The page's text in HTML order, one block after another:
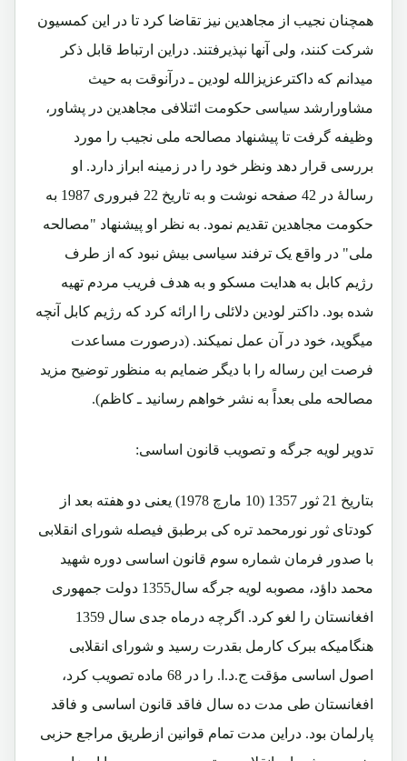
همچنان نجیب از مجاهدین نیز تقاضا کرد تا در این کمسیون
شرکت کنند، ولی آنها نپذیرفتند. دراین ارتباط قابل ذکر
میدانم که داکترعزیزالله لودین ـ درآنوقت به حیث
مشاورارشد سیاسی حکومت ائتلافی مجاهدین در پشاور،
وظیفه گرفت تا پیشنهاد مصالحه ملی نجیب را مورد
بررسی قرار دهد ونظر خود را در زمینه ابراز دارد. او
رسالۀ در 42 صفحه نوشت و به تاریخ 22 فبروری 1987 به
حکومت مجاهدین تقدیم نمود. به نظر او پیشنهاد "مصالحه
ملی" در واقع یک ترفند سیاسی بیش نبود که از طرف
رژیم کابل به هدایت مسکو و به هدف فریب مردم تهیه
شده بود. داکتر لودین دلائلی را ارائه کرد که رژیم کابل آنچه
میگوید، خود در آن عمل نمیکند. (درصورت مساعدت
فرصت این رساله را با دیگر ضمایم به منظور توضیح مزید
مصالحه ملی بعداً به نشر خواهم رسانید ـ کاظم).
تدویر لویه جرگه و تصویب قانون اساسی:
بتاریخ 21 ثور 1357 (10 مارچ 1978) یعنی دو هفته بعد از
کودتای ثور نورمحمد تره کی برطبق فیصله شورای انقلابی
با صدور فرمان شماره سوم قانون اساسی دوره شهید
محمد داؤد، مصوبه لویه جرگه سال1355 دولت جمهوری
افغانستان را لغو کرد. اگرچه درماه جدی سال 1359
هنگامیکه ببرک کارمل بقدرت رسید و شورای انقلابی
اصول اساسی مؤقت ج.د.ا. را در 68 ماده تصویب کرد،
افغانستان طی مدت ده سال فاقد قانون اساسی و فاقد
پارلمان بود. دراین مدت تمام قوانین ازطریق مراجع حزبی